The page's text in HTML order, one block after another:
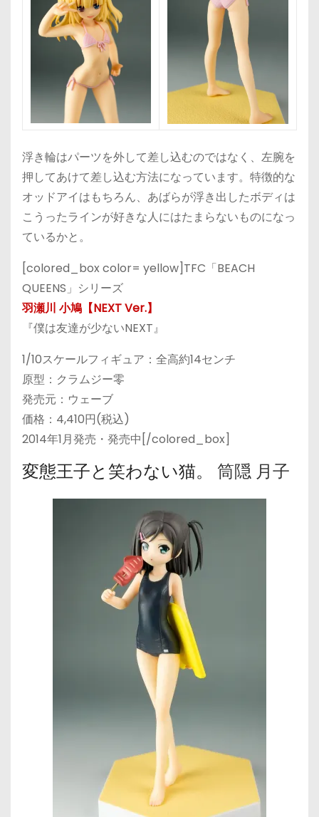
浮き輪はパーツを外して差し込むのではなく、左腕を
押してあけて差し込む方法になっています。特徴的な
オッドアイはもちろん、あばらが浮き出したボディは
こうったラインが好きな人にはたまらないものになっ
ているかと。
[colored_box color= yellow]TFC「BEACH
QUEENS」シリーズ
羽瀬川 小鳩【NEXT Ver.】
『僕は友達が少ないNEXT』
1/10スケールフィギュア：全高約14センチ
原型：クラムジー零
発売元：ウェーブ
価格：4,410円(税込)
2014年1月発売・発売中[/colored_box]
変態王子と笑わない猫。 筒隠 月子